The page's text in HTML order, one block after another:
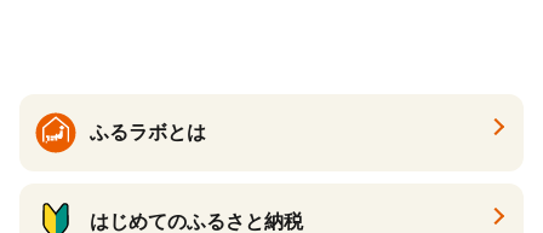
ふるラボとは
はじめてのふるさと納税